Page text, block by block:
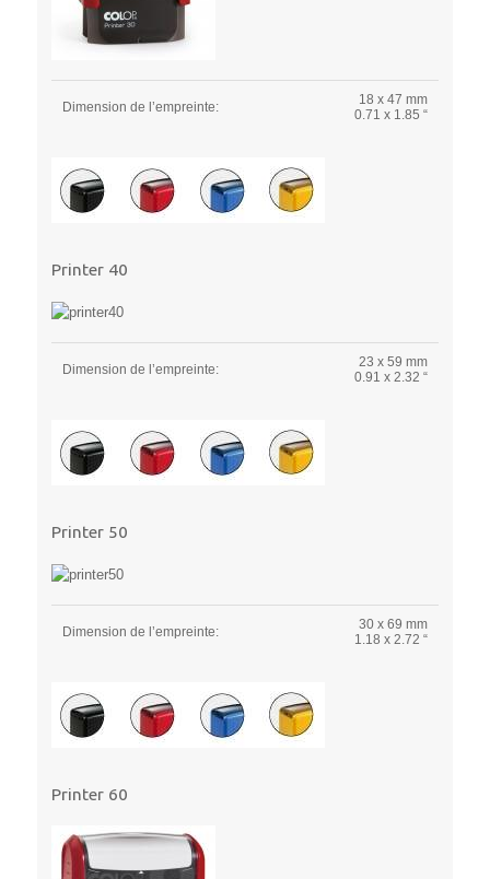
Dimension de l’empreinte:
18 x 47 mm
0.71 x 1.85 “
Printer 40
Dimension de l’empreinte:
23 x 59 mm
0.91 x 2.32 “
Printer 50
Dimension de l’empreinte:
30 x 69 mm
1.18 x 2.72 “
Printer 60